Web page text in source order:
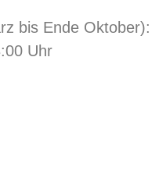
bis Ende Oktober):
Uhr